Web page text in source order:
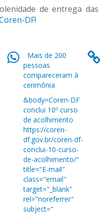
de entrega das
DF!
Mais de 200
pessoas
compareceram à
cerimônia
&body=Coren-DF
conclui 10º curso
de acolhimento
https://coren-
df.gov.br/coren-df-
conclui-10-curso-
de-acolhimento/"
title="E-mail"
class="email"
target="_blank"
rel="noreferrer"
subject="